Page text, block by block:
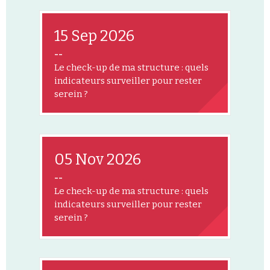
15 Sep 2026
--
Le check-up de ma structure : quels
indicateurs surveiller pour rester
serein ?
05 Nov 2026
--
Le check-up de ma structure : quels
indicateurs surveiller pour rester
serein ?